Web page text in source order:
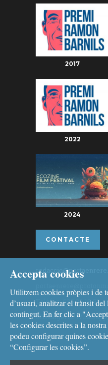
2017
2022
2024
CONTACTE
Telèfon: 626 26 19 93
Missatgeria:
Accepta cookies
Utilitzem cookies pròpies i de
d’usuari, analitzar el trànsit
contingut. En fer clic a
les cookies descrites a la nostra
podeu configurar quines
“Configurar les cookies”.